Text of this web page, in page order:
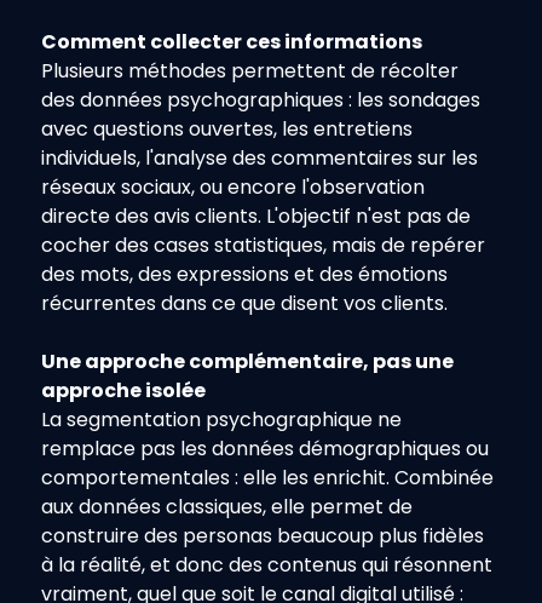
Comment collecter ces informations
Plusieurs méthodes permettent de récolter
des données psychographiques : les sondages
avec questions ouvertes, les entretiens
individuels, l'analyse des commentaires sur les
réseaux sociaux, ou encore l'observation
directe des avis clients. L'objectif n'est pas de
cocher des cases statistiques, mais de repérer
des mots, des expressions et des émotions
récurrentes dans ce que disent vos clients.
Une approche complémentaire, pas une
approche isolée
La segmentation psychographique ne
remplace pas les données démographiques ou
comportementales : elle les enrichit. Combinée
aux données classiques, elle permet de
construire des personas beaucoup plus fidèles
à la réalité, et donc des contenus qui résonnent
vraiment, quel que soit le canal digital utilisé :